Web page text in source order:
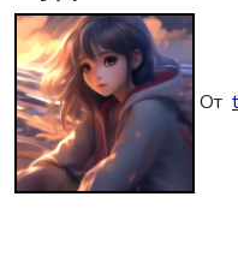
От